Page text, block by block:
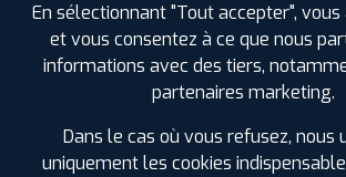
En sélectionnant "Tout accepter", vous
et vous consentez à ce que nous
informations avec des tiers,
partenaires marketing.
Dans le cas où vous refusez, nous
uniquement les cookies